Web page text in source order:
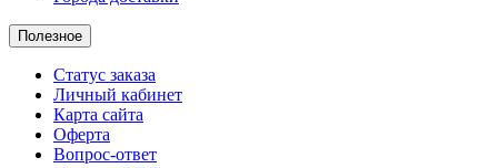
Полезное
Статус заказа
Личный кабинет
Карта сайта
Оферта
Вопрос-ответ